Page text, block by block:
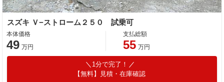
スズキ Ｖ−ストローム２５０ 試乗可
本体価格
49 万円
支払総額
55 万円
1分で完了！
【無料】見積・在庫確認